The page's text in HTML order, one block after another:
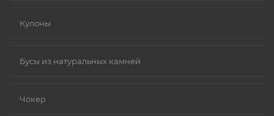
Кулоны
Бусы из натуральных камней
Чокер